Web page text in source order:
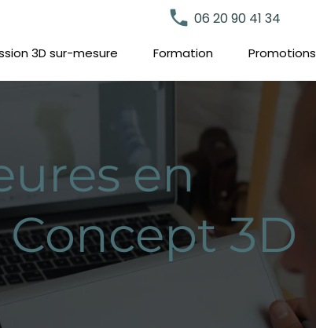
3D sur-mesure Formation Promotions
local_phone 06 20 90 41 34
en
3D